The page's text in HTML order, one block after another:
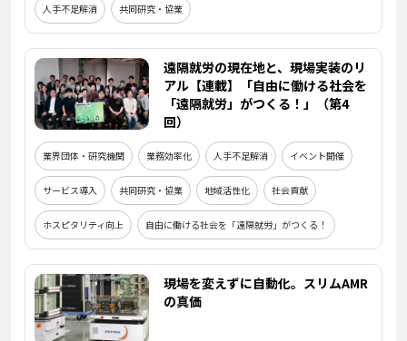
人手不足解消 共同研究・協業
遠隔就労の現在地と、現場実装のリ
アル【連載】「自由に働ける社会を
「遠隔就労」がつくる！」（第4
回）
業界団体・研究機関 業務効率化 人手不足解消 イベント開催
サービス導入 共同研究・協業 地域活性化 社会貢献
ホスピタリティ向上 自由に働ける社会を「遠隔就労」がつくる！
現場を変えずに自動化。スリムAMR
の真価